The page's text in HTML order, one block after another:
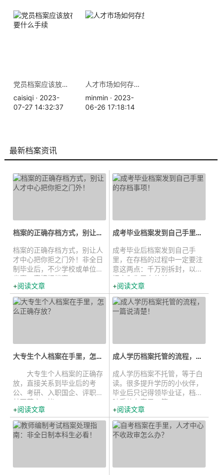
党员档案应该放在哪里，需要什么手续
caisiqi · 2023-
07-27 14:32:37
人才市场如何存放档案？
minmin · 2023-
06-26 17:18:14
最新档案资讯
档案的正确存档方式，别让人才中心...
档案的正确存档方式，别让人
才中心把你拒之门外！非全日
制毕业后，不少学校或单位图
省事，直接把档案...
阅读文章
成考毕业档案发到自己手里的存档...
成考毕业后档案发到自己手
里，在存档的过程中一定要注
意这两点：千万别拆封，以及
把它和你已有的前...
阅读文章
大专生个人档案在手里，怎么正确存...
大专生个人档案的正确存
放，直接关系到毕业后的考
公、考研、入职国企、评职称
甚至落户。毕...
阅读文章
成人学历档案托管的流程，一篇说清...
成人学历档案不托管，等于白
读。很多提升学历的小伙伴，
毕业后只记得领毕业证，档案
随手放在家里，等...
阅读文章